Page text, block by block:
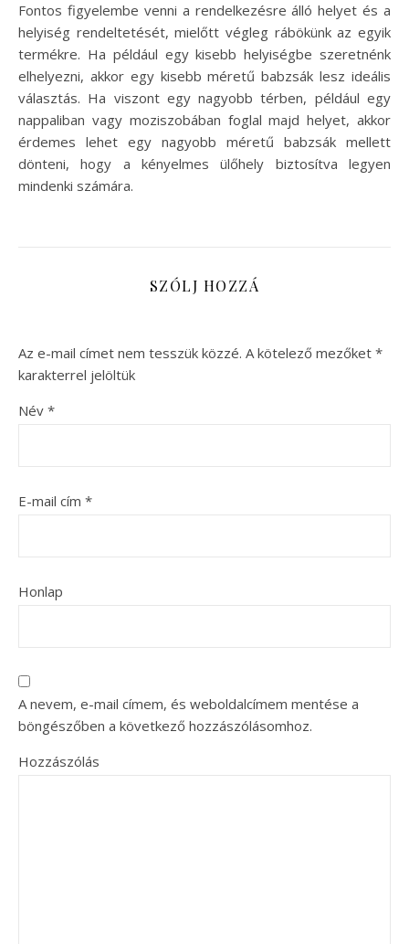
Fontos figyelembe venni a rendelkezésre álló helyet és a
helyiség rendeltetését, mielőtt végleg rábökünk az egyik
termékre. Ha például egy kisebb helyiségbe szeretnénk
elhelyezni, akkor egy kisebb méretű babzsák lesz ideális
választás. Ha viszont egy nagyobb térben, például egy
nappaliban vagy moziszobában foglal majd helyet, akkor
érdemes lehet egy nagyobb méretű babzsák mellett
dönteni, hogy a kényelmes ülőhely biztosítva legyen
mindenki számára.
SZÓLJ HOZZÁ
Az e-mail címet nem tesszük közzé. A kötelező mezőket *
karakterrel jelöltük
Név *
E-mail cím *
Honlap
A nevem, e-mail címem, és weboldalcímem mentése a
böngészőben a következő hozzászólásomhoz.
Hozzászólás